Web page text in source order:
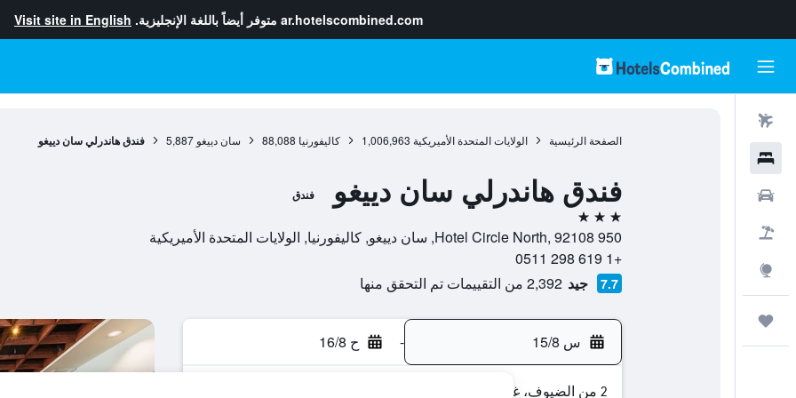
ar.hotelscombined.com متوفر أيضاً باللغة الإنجليزية. Visit site in English
الصفحة الرئيسية الولايات المتحدة الأميريكية 1,006,963 كاليفورنيا 88,088 سان دييغو 5,887 فندق هاندرلي سان دييغو
فندق هاندرلي سان دييغو فندق
3 نجوم
950 Hotel Circle North, 92108, سان دييغو, كاليفورنيا, الولايات المتحدة الأميريكية
+1 619 298 0511
7.7 جيد 2,392 من التقييمات تم التحقق منها
س 15/8 - ح 16/8
2 من الضيوف، غرفة واحدة